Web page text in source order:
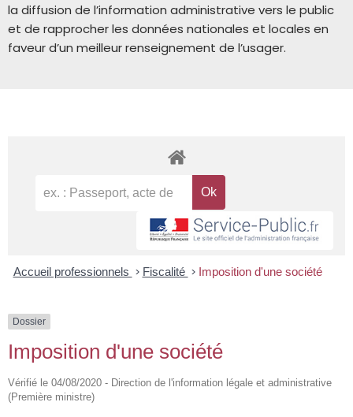
la diffusion de l’information administrative vers le public
et de rapprocher les données nationales et locales en
faveur d’un meilleur renseignement de l’usager.
Accueil professionnels > Fiscalité > Imposition d'une société
Dossier
Imposition d'une société
Vérifié le 04/08/2020 - Direction de l'information légale et administrative
(Première ministre)